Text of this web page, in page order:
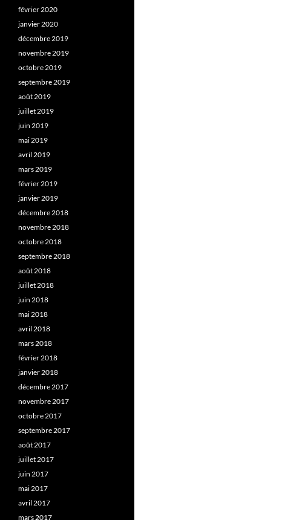
février 2020
janvier 2020
décembre 2019
novembre 2019
octobre 2019
septembre 2019
août 2019
juillet 2019
juin 2019
mai 2019
avril 2019
mars 2019
février 2019
janvier 2019
décembre 2018
novembre 2018
octobre 2018
septembre 2018
août 2018
juillet 2018
juin 2018
mai 2018
avril 2018
mars 2018
février 2018
janvier 2018
décembre 2017
novembre 2017
octobre 2017
septembre 2017
août 2017
juillet 2017
juin 2017
mai 2017
avril 2017
mars 2017